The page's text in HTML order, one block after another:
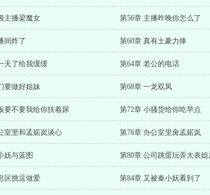
主播梁魔女 第56章 主播昨晚你怎么了
间炸了 第60章 真有土豪力捧
天了给我缓缓 第64章 老公的电话
要做好姐妹 第68章 一龙双凤
要不要我给你扶着尿 第72章 小骚货给你吃早点
室里和孟婼岚谈心 第76章 办公室里肏孟婼岚
妩与蓝图 第80章 公司跳蛋玩弄大表
区挑逗做爱 第84章 又被秦小妩看到了